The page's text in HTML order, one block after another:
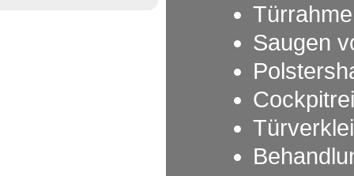
Saugen